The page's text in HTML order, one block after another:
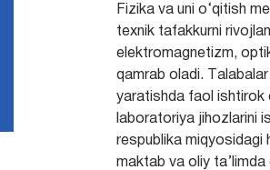
Fizika va uni o‘qitish
texnik tafakkurni
elektromagnetizm,
qamrab oladi.
yaratishda faol ishtirok
laboratoriya jihozlarini
respublika miqyosidagi
maktab va oliy